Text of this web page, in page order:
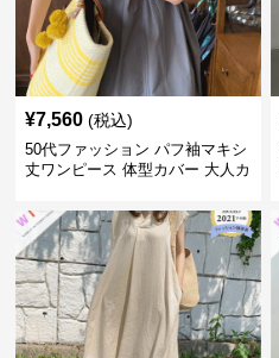
¥7,560 (税込)
50代ファッション パフ袖マキシ
丈ワンピース 体型カバー 大人カ